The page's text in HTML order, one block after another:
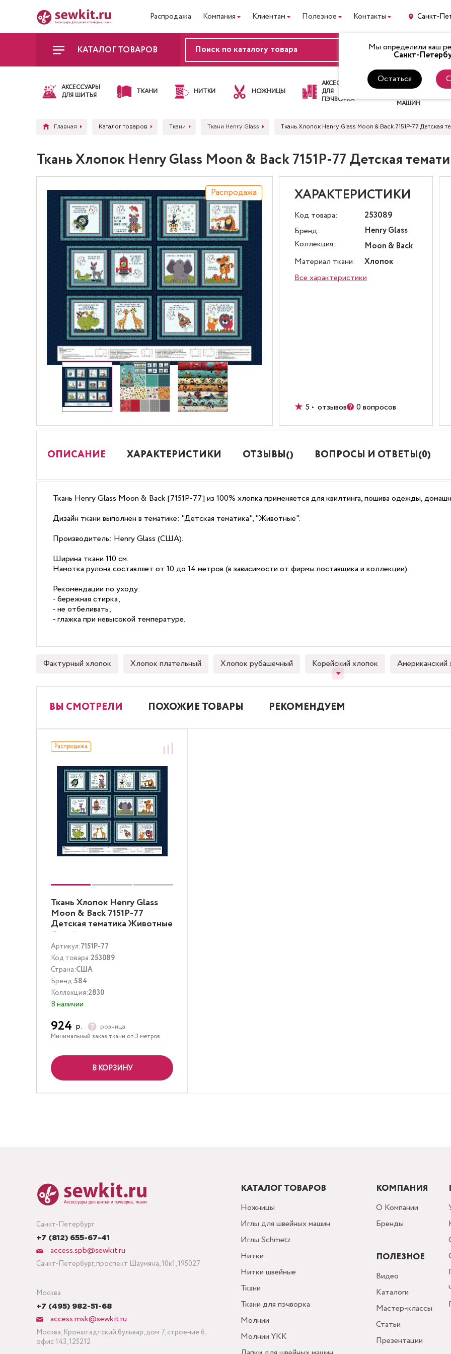
Распродажа Компания Клиентам Полезное Контакты Санкт-
Мы определили ваш
Санкт-
Остаться
КАТАЛОГ ТОВАРОВ ВХОД
АКСЕССУАРЫ
ДЛЯ ШИТЬЯ
ТКАНИ НИТКИ НОЖНИЦЫ
АКСЕССУАРЫ
ДЛЯ
ПЭЧВОРКА
ЛАПКИ
ДЛЯ
МАШИН
Главная Каталог товаров Ткани Ткани Henry Glass Ткань Хлопок Henry Glass Moon & Back 7151P-77 Детская
Ткань Хлопок Henry Glass Moon & Back 7151P-77 Детская
Распродажа ХАРАКТЕРИСТИКИ
Код товара:
253089
Бренд:
Henry Glass
Коллекция:
Moon & Back
Материал ткани:
Хлопок
Все характеристики
5 • отзывов 0 вопросов
ОПИСАНИЕ ХАРАКТЕРИСТИКИ ОТЗЫВЫ() ВОПРОСЫ И ОТВЕТЫ(0)
Ткань Henry Glass Moon & Back [7151P-77] из 100% хлопка применяется для квилтинга, пошива одежды,
Дизайн ткани выполнен в тематике: "Детская тематика", "Животные".
Производитель: Henry Glass (США).
Ширина ткани 110 см.
Намотка рулона составляет от 10 до 14 метров (в зависимости от фирмы поставщика и коллекции).
Рекомендации по уходу:
- бережная стирка;
- не отбеливать;
- глажка при невысокой температуре.
Фактурный хлопок Хлопок плательный Хлопок рубашечный Корейский хлопок Американский
ВЫ СМОТРЕЛИ ПОХОЖИЕ ТОВАРЫ РЕКОМЕНДУЕМ
Распродажа
Ткань Хлопок Henry Glass
Moon & Back 7151P-77
Детская тематика Животные
Синий
Артикул:7151P-77
Код товара:253089
Страна:США
Бренд:584
Коллекция:2830
В наличии
924 р. розница
Минимальный заказ ткани от 3 метров
В КОРЗИНУ
Санкт-Петербург
+7 (812) 655-67-41
access.spb@sewkit.ru
Санкт-Петербург, проспект Шаумяна, 10к1, 195027
Москва
+7 (495) 982-51-68
access.msk@sewkit.ru
Москва, Кронштадтский бульвар, дом 7, строение 6,
офис 143, 125212
КАТАЛОГ ТОВАРОВ
Ножницы
Иглы для швейных машин
Иглы Schmetz
Нитки
Нитки швейные
Ткани
Ткани для пэчворка
Молнии
Молнии YKK
КОМПАНИЯ
О Компании
Бренды
ПОЛЕЗНОЕ
Видео
Каталоги
Мастер-классы
Статьи
Презентации